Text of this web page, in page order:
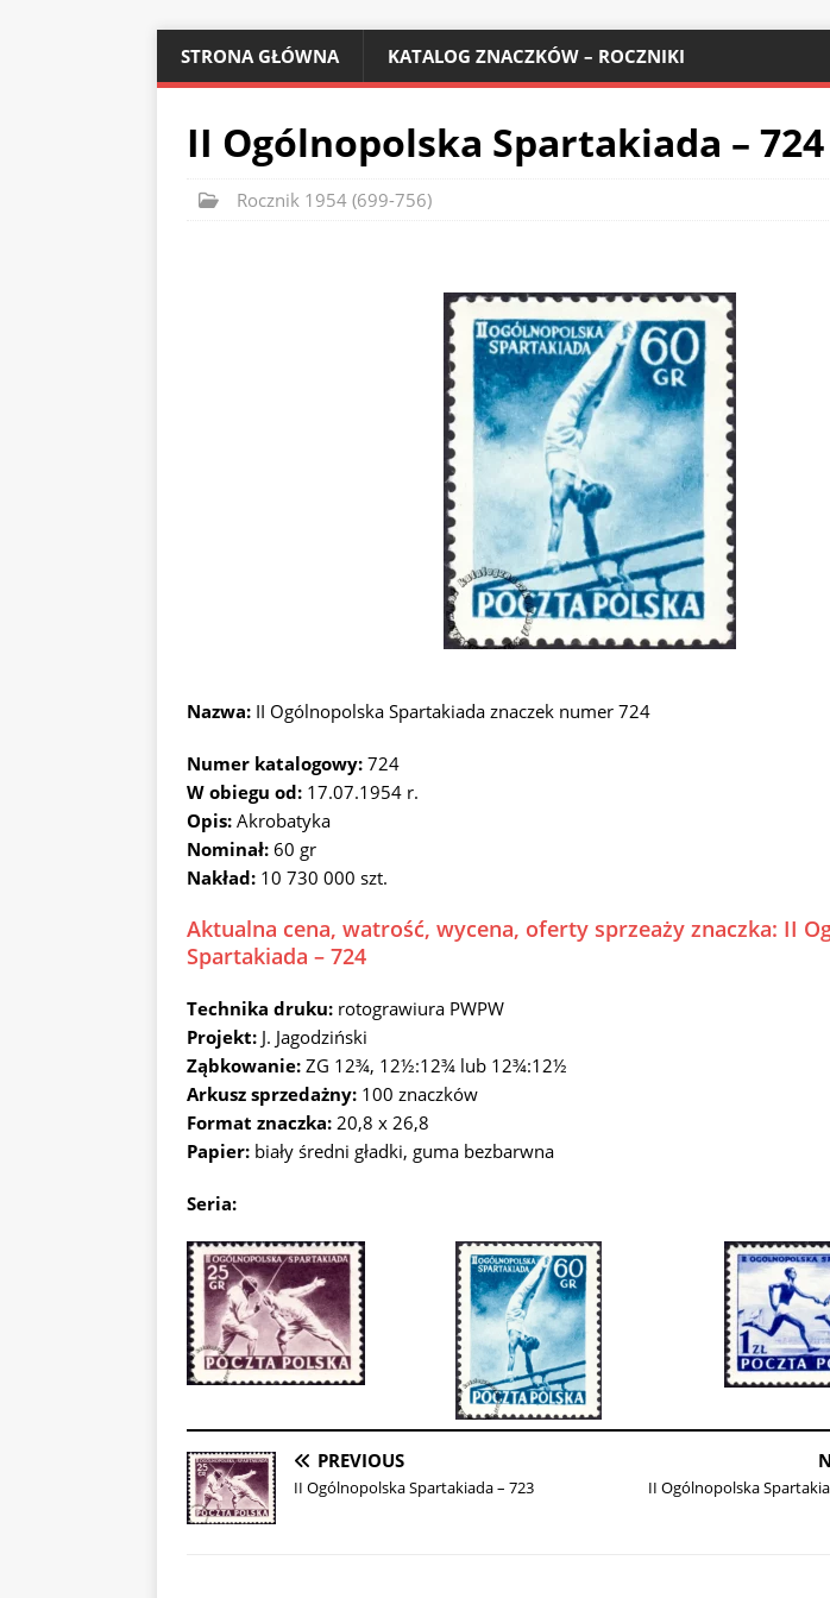
STRONA GŁÓWNA KATALOG ZNACZKÓW – ROCZNIKI
II Ogólnopolska Spartakiada – 724
Rocznik 1954 (699-756)
Nazwa: II Ogólnopolska Spartakiada znaczek numer 724
Numer katalogowy: 724
W obiegu od: 17.07.1954 r.
Opis: Akrobatyka
Nominał: 60 gr
Nakład: 10 730 000 szt.
Aktualna cena, watrość, wycena, oferty sprzeaży znaczka: II
Spartakiada – 724
Technika druku: rotograwiura PWPW
Projekt: J. Jagodziński
Ząbkowanie: ZG 12¾, 12½:12¾ lub 12¾:12½
Arkusz sprzedażny: 100 znaczków
Format znaczka: 20,8 x 26,8
Papier: biały średni gładki, guma bezbarwna
Seria:
PREVIOUS
II Ogólnopolska Spartakiada – 723 II Ogólnopolska